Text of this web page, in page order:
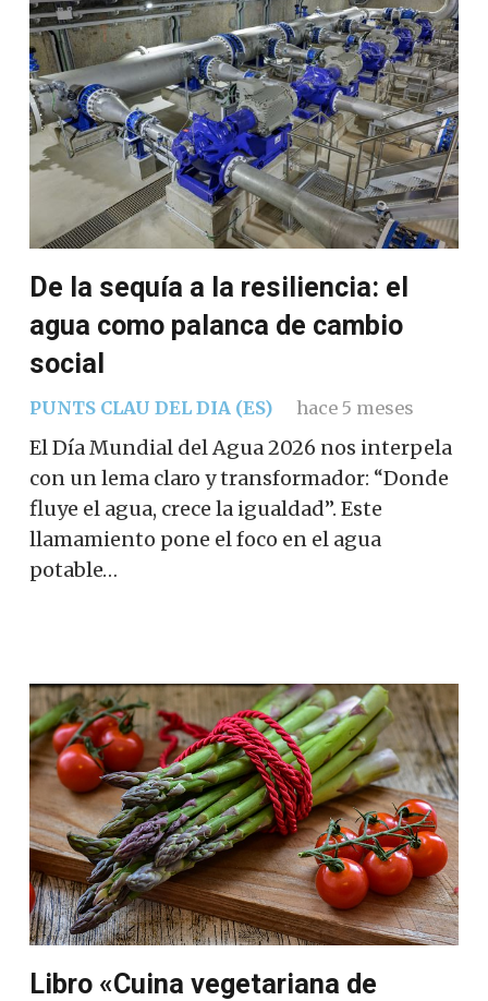
De la sequía a la resiliencia: el
agua como palanca de cambio
social
PUNTS CLAU DEL DIA (ES) hace 5 meses
El Día Mundial del Agua 2026 nos interpela
con un lema claro y transformador: “Donde
fluye el agua, crece la igualdad”. Este
llamamiento pone el foco en el agua
potable…
Libro «Cuina vegetariana de